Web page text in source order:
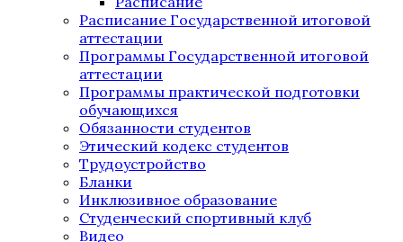
Расписание Государственной итоговой
аттестации
Программы Государственной итоговой
аттестации
Программы практической подготовки
обучающихся
Обязанности студентов
Этический кодекс студентов
Трудоустройство
Бланки
Инклюзивное образование
Студенческий спортивный клуб
Видео